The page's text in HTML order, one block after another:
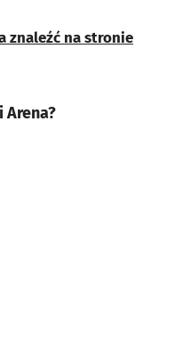
znaleźć na stronie
Arena?